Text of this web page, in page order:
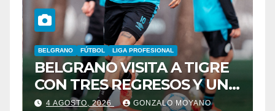
BELGRANO FÚTBOL LIGA PROFESIONAL
BELGRANO VISITA A TIGRE
CON TRES REGRESOS Y UNA
BAJA OBLIGADA
4 AGOSTO, 2026 GONZALO MOYANO